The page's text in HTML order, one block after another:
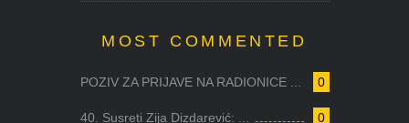
MOST COMMENTED
0
POZIV ZA PRIJAVE NA RADIONICE ...
0
40. Susreti Zija Dizdarević: ...